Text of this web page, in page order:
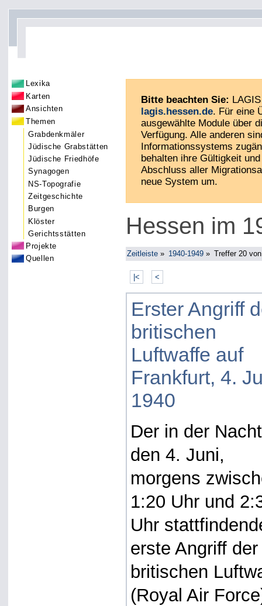
Lexika
Karten
Ansichten
Themen
Grabdenkmäler
Jüdische Grabstätten
Jüdische Friedhöfe
Synagogen
NS-Topografie
Zeitgeschichte
Burgen
Klöster
Gerichtsstätten
Projekte
Quellen
Bitte beachten Sie:
lagis.hessen.de. Für eine
ausgewählte Module über
Verfügung. Alle anderen
Informationssystems
behalten ihre Gültigkeit
Abschluss aller
neue System um.
Hessen im
Zeitleiste » 1940-1949» Treffer 20
|< <
Erster Angriff
britischen
Luftwaffe auf
Frankfurt, 4.
1940
Der in der
den 4. Juni,
morgens
1:20 Uhr und
Uhr
erste Angriff der
britischen
(Royal Air